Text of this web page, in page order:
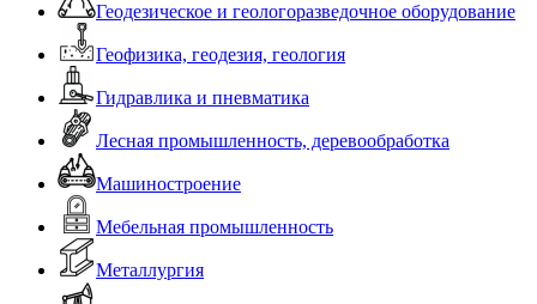
Геодезическое и геологоразведочное оборудование
Геофизика, геодезия, геология
Гидравлика и пневматика
Лесная промышленность, деревообработка
Машиностроение
Мебельная промышленность
Металлургия